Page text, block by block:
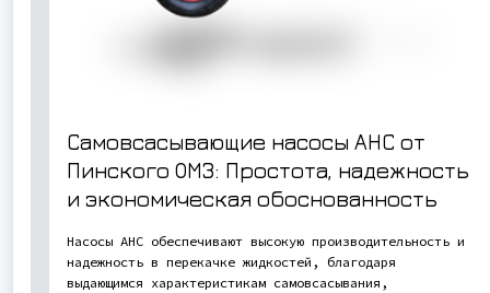
Самовсасывающие насосы АНС от
Пинского ОМЗ: Простота, надежность
и экономическая обоснованность
Насосы АНС обеспечивают высокую производительность и
надежность в перекачке жидкостей, благодаря
выдающимся характеристикам самовсасывания,